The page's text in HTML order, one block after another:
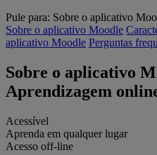
Pule para: Sobre o aplicativo
Sobre o aplicativo Moodle
aplicativo Moodle Perguntas
Sobre o aplicativo
Aprendizagem
Acessível
Aprenda em qualquer lugar
Acesso off-line